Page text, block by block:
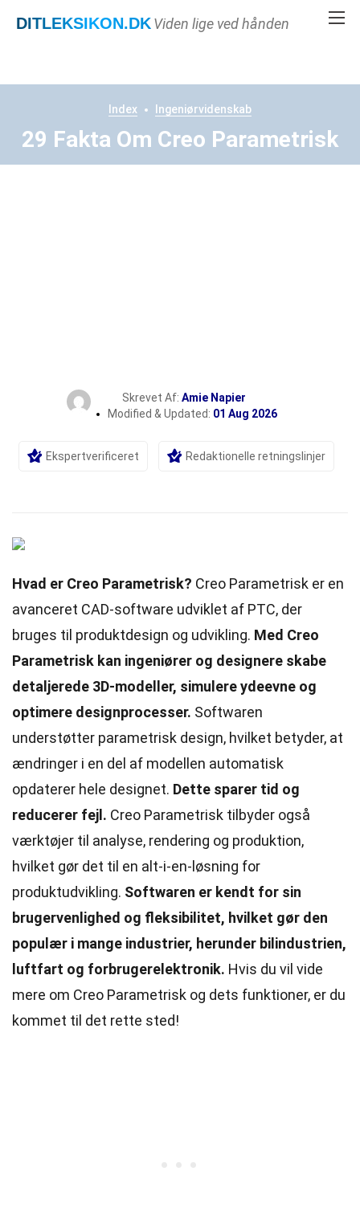
DITLEKSIKON.DKViden lige ved hånden
Index Ingeniørvidenskab
29 Fakta Om Creo Parametrisk
Skrevet Af: Amie Napier
Modified & Updated: 01 Aug 2026
Ekspertverificeret Redaktionelle retningslinjer
Hvad er Creo Parametrisk? Creo Parametrisk er en
avanceret CAD-software udviklet af PTC, der
bruges til produktdesign og udvikling. Med Creo
Parametrisk kan ingeniører og designere skabe
detaljerede 3D-modeller, simulere ydeevne og
optimere designprocesser. Softwaren
understøtter parametrisk design, hvilket betyder, at
ændringer i en del af modellen automatisk
opdaterer hele designet. Dette sparer tid og
reducerer fejl. Creo Parametrisk tilbyder også
værktøjer til analyse, rendering og produktion,
hvilket gør det til en alt-i-en-løsning for
produktudvikling. Softwaren er kendt for sin
brugervenlighed og fleksibilitet, hvilket gør den
populær i mange industrier, herunder bilindustrien,
luftfart og forbrugerelektronik. Hvis du vil vide
mere om Creo Parametrisk og dets funktioner, er du
kommet til det rette sted!